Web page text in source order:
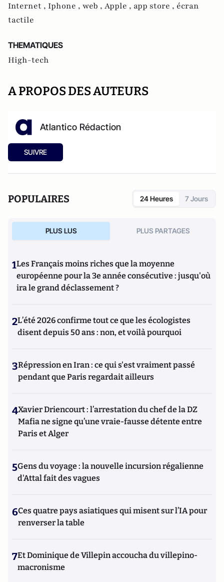
Internet , Iphone , web , Apple , app store , écran
tactile
THEMATIQUES
High-tech
A PROPOS DES AUTEURS
Atlantico Rédaction
SUIVRE
POPULAIRES 24 Heures 7 Jours
PLUS LUS PLUS PARTAGES
1Les Français moins riches que la moyenne
européenne pour la 3e année consécutive : jusqu'où
ira le grand déclassement ?
2L’été 2026 confirme tout ce que les écologistes
disent depuis 50 ans : non, et voilà pourquoi
3Répression en Iran : ce qui s'est vraiment passé
pendant que Paris regardait ailleurs
4Xavier Driencourt : l’arrestation du chef de la DZ
Mafia ne signe qu’une vraie-fausse détente entre
Paris et Alger
5Gens du voyage : la nouvelle incursion régalienne
d'Attal fait des vagues
6Ces quatre pays asiatiques qui misent sur l’IA pour
renverser la table
7Et Dominique de Villepin accoucha du villepino-
macronisme